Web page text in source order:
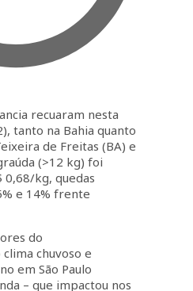
recuaram nesta
tanto na Bahia quanto
de Freitas (BA) e
(>12 kg) foi
0,68/kg, quedas
e 14% frente
do
chuvoso e
em São Paulo
– que impactou nos